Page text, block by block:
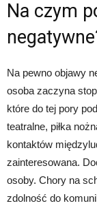
Na czym
Na pewno objawy
osoba zaczyna
które do tej pory
teatralne, piłka
kontaktów
zainteresowana.
osoby. Chory na
zdolność do